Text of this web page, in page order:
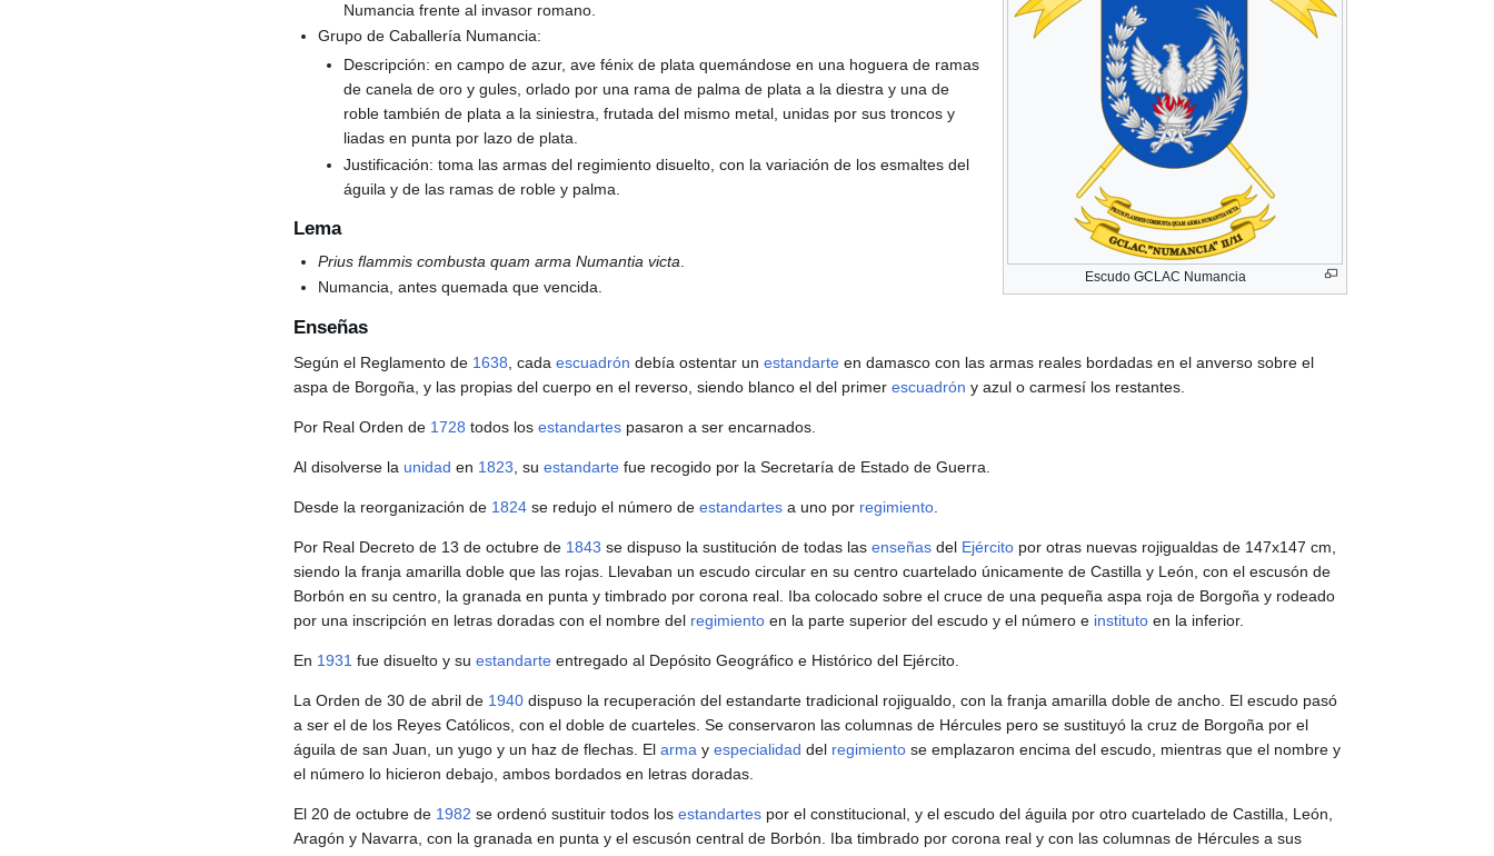
Escudo GCLAC Numancia
Numancia frente al invasor romano.
Grupo de Caballería Numancia:
Descripción: en campo de azur, ave fénix de plata quemándose en una hoguera de ramas
de canela de oro y gules, orlado por una rama de palma de plata a la diestra y una de
roble también de plata a la siniestra, frutada del mismo metal, unidas por sus troncos y
liadas en punta por lazo de plata.
Justificación: toma las armas del regimiento disuelto, con la variación de los esmaltes del
águila y de las ramas de roble y palma.
Lema
Prius flammis combusta quam arma Numantia victa
Numancia, antes quemada que vencida.
Enseñas
Según el Reglamento de 1638 , cada escuadrón debía ostentar un estandarte en damasco con las armas reales bordadas en el anverso sobre el
aspa de Borgoña, y las propias del cuerpo en el reverso, siendo blanco el del primer escuadrón y azul o carmesí los restantes.
Por Real Orden de 1728 todos los estandartes pasaron a ser encarnados.
Al disolverse la unidad en 1823 , su estandarte fue recogido por la Secretaría de Estado de Guerra.
Desde la reorganización de 1824 se redujo el número de estandartes a uno por regimiento
Por Real Decreto de 13 de octubre de 1843 se dispuso la sustitución de todas las enseñas del Ejército por otras nuevas rojigualdas de 147x147 cm,
siendo la franja amarilla doble que las rojas. Llevaban un escudo circular en su centro cuartelado únicamente de Castilla y León, con el escusón de
Borbón en su centro, la granada en punta y timbrado por corona real. Iba colocado sobre el cruce de una pequeña aspa roja de Borgoña y rodeado
por una inscripción en letras doradas con el nombre del regimiento en la parte superior del escudo y el número e instituto en la inferior.
En 1931 fue disuelto y su estandarte entregado al Depósito Geográfico e Histórico del Ejército.
La Orden de 30 de abril de 1940 dispuso la recuperación del estandarte tradicional rojigualdo, con la franja amarilla doble de ancho. El escudo pasó
a ser el de los Reyes Católicos, con el doble de cuarteles. Se conservaron las columnas de Hércules pero se sustituyó la cruz de Borgoña por el
águila de san Juan, un yugo y un haz de flechas. El arma y especialidad del regimiento se emplazaron encima del escudo, mientras que el nombre y
el número lo hicieron debajo, ambos bordados en letras doradas.
El 20 de octubre de 1982 se ordenó sustituir todos los estandartes por el constitucional, y el escudo del águila por otro cuartelado de Castilla, León,
Aragón y Navarra, con la granada en punta y el escusón central de Borbón. Iba timbrado por corona real y con las columnas de Hércules a sus